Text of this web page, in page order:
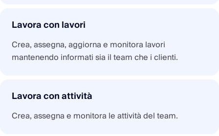
Lavora con lavori
Crea, assegna, aggiorna e monitora lavori
mantenendo informati sia il team che i clienti.
Lavora con attività
Crea, assegna e monitora le attività del team.